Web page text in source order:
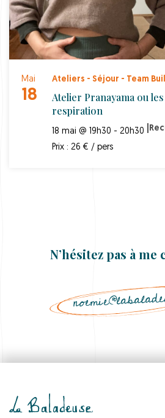
Mai
18
Ateliers - Séjour - Team
Atelier Pranayama ou
respiration
18 mai @ 19h30 - 20h30
Prix : 26 € / pers
N’hésitez pas à